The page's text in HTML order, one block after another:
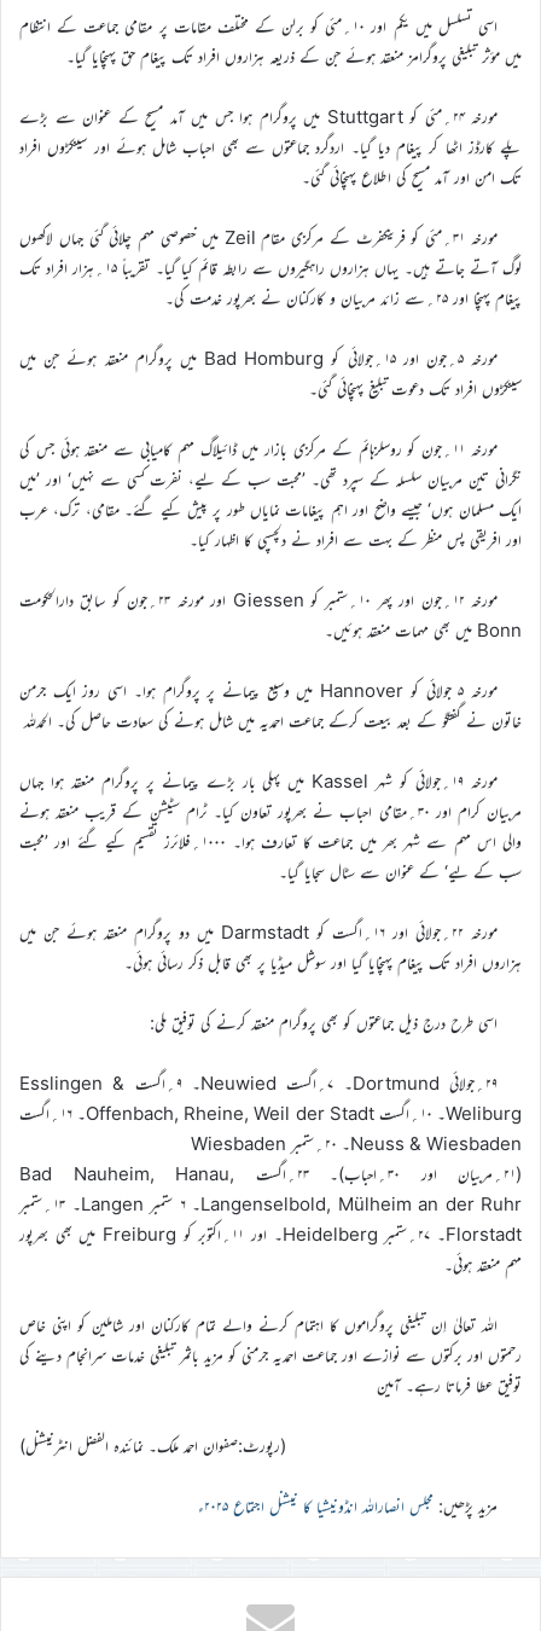
اسی تسلسل میں یکم اور ۱۰؍مئی کو برلن کے مختلف مقامات پر مقامی جماعت کے انتظام
میں مؤثر تبلیغی پروگرامز منعقد ہوئے جن کے ذریعہ ہزاروں افراد تک پیغام حق پہنچایا گیا۔
مورخہ ۲۴؍مئی کو Stuttgart میں پروگرام ہوا جس میں آمد مسیح کے عنوان سے بڑے
پلے کارڈز اٹھا کر پیغام دیا گیا۔ اردگرد جماعتوں سے بھی احباب شامل ہوئے اور سینکڑوں افراد
تک امن اور آمد مسیح کی اطلاع پہنچائی گئی۔
مورخہ ۳۱؍مئی کو فرینکفرٹ کے مرکزی مقام Zeil میں خصوصی مہم چلائی گئی جہاں لاکھوں
لوگ آتے جاتے ہیں۔ یہاں ہزاروں راہگیروں سے رابطہ قائم کیا گیا۔ تقریباً ۱۵؍ہزار افراد تک
پیغام پہنچا اور ۲۵؍سے زائد مربیان و کارکنان نے بھرپور خدمت کی۔
مورخہ ۵؍جون اور ۱۵؍جولائی کو Bad Homburg میں پروگرام منعقد ہوئے جن میں
سینکڑوں افراد تک دعوت تبلیغ پہنچائی گئی۔
مورخہ ۱۱؍جون کو روسلزہائم کے مرکزی بازار میں ڈائیلاگ مہم کامیابی سے منعقد ہوئی جس کی
نگرانی تین مربیان سلسلہ کے سپرد تھی۔ ’محبت سب کے لیے، نفرت کسی سے نہیں‘ اور ’میں
ایک مسلمان ہوں‘ جیسے واضح اور اہم پیغامات نمایاں طور پر پیش کیے گئے۔ مقامی، ترک، عرب
اور افریقی پس منظر کے بہت سے افراد نے دلچسپی کا اظہار کیا۔
مورخہ ۱۲؍جون اور پھر ۱۰؍ستمبر کو Giessen اور مورخہ ۲۳؍جون کو سابق دارالحکومت
Bonn میں بھی مہمات منعقد ہوئیں۔
مورخہ ۵ جولائی کو Hannover میں وسیع پیمانے پر پروگرام ہوا۔ اسی روز ایک جرمن
خاتون نے گفتگو کے بعد بیعت کرکے جماعت احمدیہ میں شامل ہونے کی سعادت حاصل کی۔ الحمدللہ
مورخہ ۱۹؍جولائی کو شہر Kassel میں پہلی بار بڑے پیمانے پر پروگرام منعقد ہوا جہاں
مربیان کرام اور ۳۰؍مقامی احباب نے بھرپور تعاون کیا۔ ٹرام سٹیشن کے قریب منعقد ہونے
والی اس مہم سے شہر بھر میں جماعت کا تعارف ہوا۔ ۱۰۰۰؍فلائرز تقسیم کیے گئے اور ’محبت
سب کے لیے‘ کے عنوان سے سٹال سجایا گیا۔
مورخہ ۲۲؍جولائی اور ۱۶؍اگست کو Darmstadt میں دو پروگرام منعقد ہوئے جن میں
ہزاروں افراد تک پیغام پہنچایا گیا اور سوشل میڈیا پر بھی قابل ذکر رسائی ہوئی۔
اسی طرح درج ذیل جماعتوں کو بھی پروگرام منعقد کرنے کی توفیق ملی:
۲۹؍جولائی Dortmund۔ ۷؍اگست Neuwied۔ ۹؍اگست Esslingen &
Weliburg۔ ۱۰؍اگست Offenbach, Rheine, Weil der Stadt۔ ۱۶؍اگست
Neuss & Wiesbaden۔ ۲۰؍ستمبر Wiesbaden
(۲۱؍مربیان اور ۳۰؍احباب)۔ ۲۳؍اگست Bad Nauheim, Hanau,
Langenselbold, Mülheim an der Ruhr۔ ۶ ستمبر Langen۔ ۱۳؍ستمبر
Florstadt۔ ۲۷؍ستمبر Heidelberg۔ اور ۱۱؍اکتوبر کو Freiburg میں بھی بھرپور
مہم منعقد ہوئی۔
اللہ تعالیٰ اِن تبلیغی پروگراموں کا اہتمام کرنے والے تمام کارکنان اور شاملین کو اپنی خاص
رحمتوں اور برکتوں سے نوازے اور جماعت احمدیہ جرمنی کو مزید باثمر تبلیغی خدمات سرانجام دینے کی
توفیق عطا فرماتا رہے۔ آمین
(رپورٹ:صفوان احمد ملک۔ نمائندہ الفضل انٹرنیشنل)
مزید پڑھیں: مجلس انصاراللہ انڈونیشیا کا نیشنل اجتماع ۲۰۲۵ء